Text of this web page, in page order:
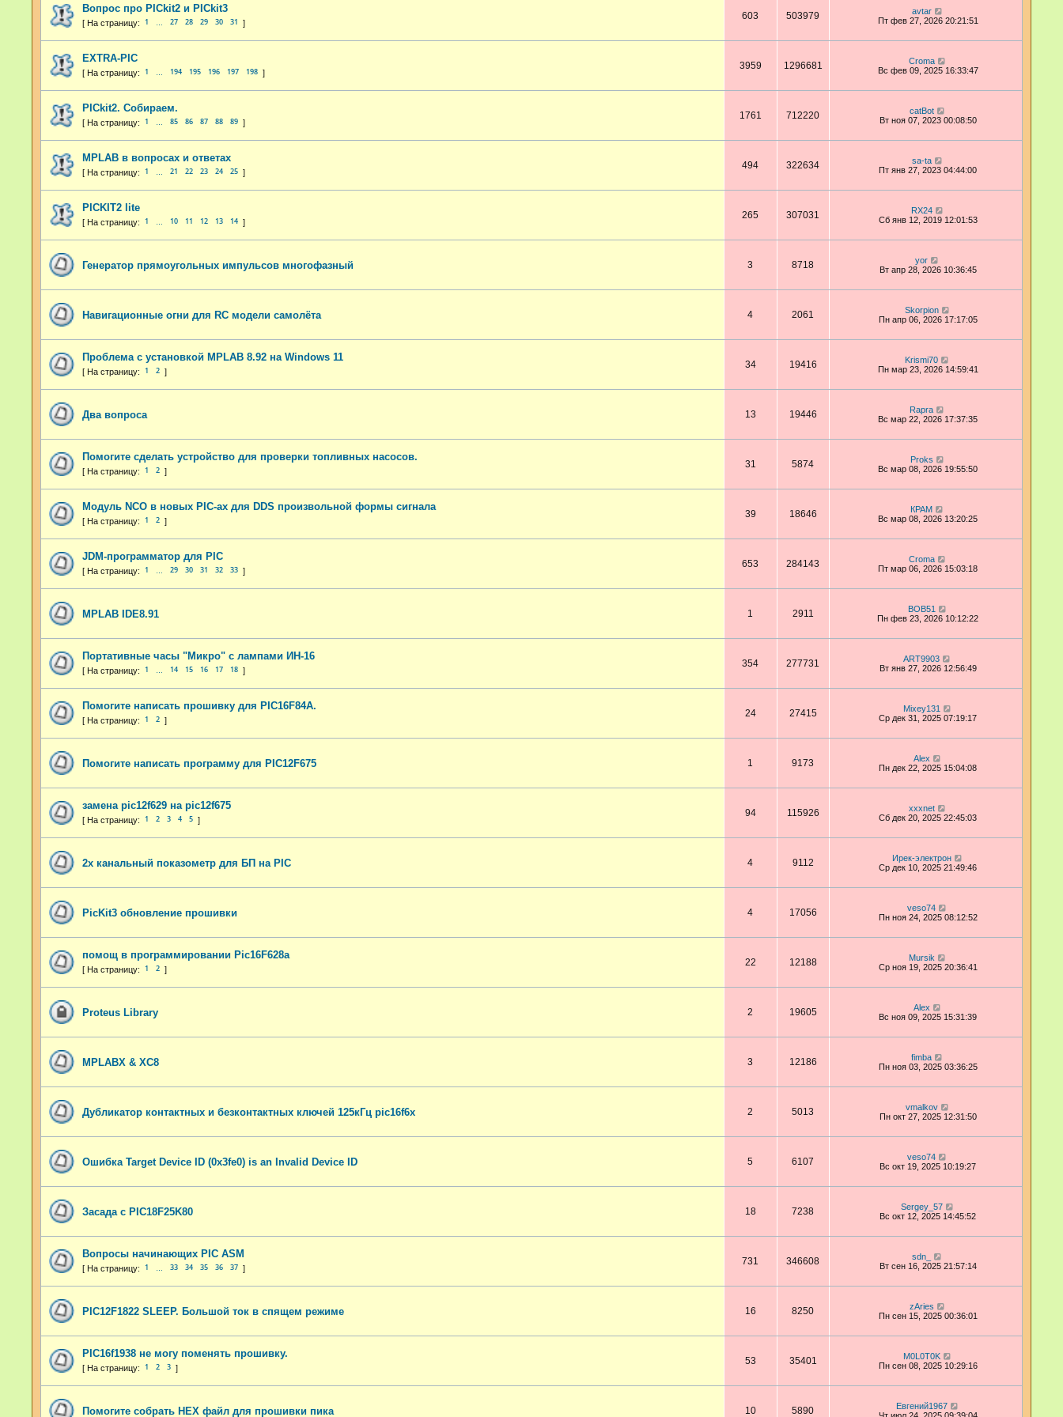
Вопрос про PICkit2 и PICkit3
1 27 28 29 30 31
603 503979
avtar
Пт фев 27, 2026 20:21:51
EXTRA-PIC
1 194 195 196 197 198
3959 1296681
Croma
Вс фев 09, 2025 16:33:47
PICkit2. Собираем.
1 85 86 87 88 89
1761 712220
catBot
Вт ноя 07, 2023 00:08:50
MPLAB в вопросах и ответах
1 21 22 23 24 25
494 322634
sa-ta
Пт янв 27, 2023 04:44:00
PICKIT2 lite
1 10 11 12 13 14
265 307031
RX24
Сб янв 12, 2019 12:01:53
Генератор прямоугольных импульсов многофазный 3 8718
yor
Вт апр 28, 2026 10:36:45
Навигационные огни для RC модели самолёта 4 2061
Skorpion
Пн апр 06, 2026 17:17:05
Проблема с установкой MPLAB 8.92 на Windows 11
1 2
34 19416
Krismi70
Пн мар 23, 2026 14:59:41
Два вопроса 13 19446
Rapra
Вс мар 22, 2026 17:37:35
Помогите сделать устройство для проверки топливных насосов.
1 2
31 5874
Proks
Вс мар 08, 2026 19:55:50
Модуль NCO в новых PIC-ах для DDS произвольной формы сигнала
1 2
39 18646
КРАМ
Вс мар 08, 2026 13:20:25
JDM-программатор для PIC
1 29 30 31 32 33
653 284143
Croma
Пт мар 06, 2026 15:03:18
MPLAB IDE8.91 1 2911
BOB51
Пн фев 23, 2026 10:12:22
Портативные часы "Микро" с лампами ИН-16
1 14 15 16 17 18
354 277731
ART9903
Вт янв 27, 2026 12:56:49
Помогите написать прошивку для PIC16F84A.
1 2
24 27415
Mixey131
Ср дек 31, 2025 07:19:17
Помогите написать программу для PIC12F675 1 9173
Аlex
Пн дек 22, 2025 15:04:08
замена pic12f629 на pic12f675
1 2 3 4 5
94 115926
xxxnet
Сб дек 20, 2025 22:45:03
2х канальный показометр для БП на PIC 4 9112
Ирек-электрон
Ср дек 10, 2025 21:49:46
PicKit3 обновление прошивки 4 17056
veso74
Пн ноя 24, 2025 08:12:52
помощ в программировании Pic16F628a
1 2
22 12188
Mursik
Ср ноя 19, 2025 20:36:41
Proteus Library 2 19605
Аlex
Вс ноя 09, 2025 15:31:39
MPLABX & XC8 3 12186
fimba
Пн ноя 03, 2025 03:36:25
Дубликатор контактных и безконтактных ключей 125кГц pic16f6x 2 5013
vmalkov
Пн окт 27, 2025 12:31:50
Ошибка Target Device ID (0x3fe0) is an Invalid Device ID 5 6107
veso74
Вс окт 19, 2025 10:19:27
Засада с PIC18F25K80 18 7238
Sergey_57
Вс окт 12, 2025 14:45:52
Вопросы начинающих PIC ASM
1 33 34 35 36 37
731 346608
sdn_
Вт сен 16, 2025 21:57:14
PIC12F1822 SLEEP. Большой ток в спящем режиме 16 8250
zAries
Пн сен 15, 2025 00:36:01
PIC16f1938 не могу поменять прошивку.
1 2 3
53 35401
M0L0T0K
Пн сен 08, 2025 10:29:16
Помогите собрать HEX файл для прошивки пика 10 5890
Евгений1967